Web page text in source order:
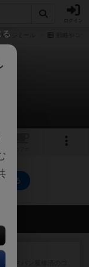
カジミール
戻る
グスパン履修済のコ
る